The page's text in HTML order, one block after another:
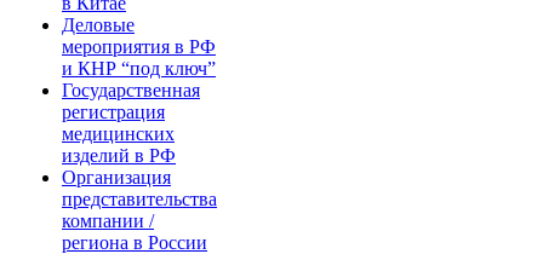
Деловые
мероприятия в РФ
и КНР “под ключ”
Государственная
регистрация
медицинских
изделий в РФ
Организация
представительства
компании /
региона в России